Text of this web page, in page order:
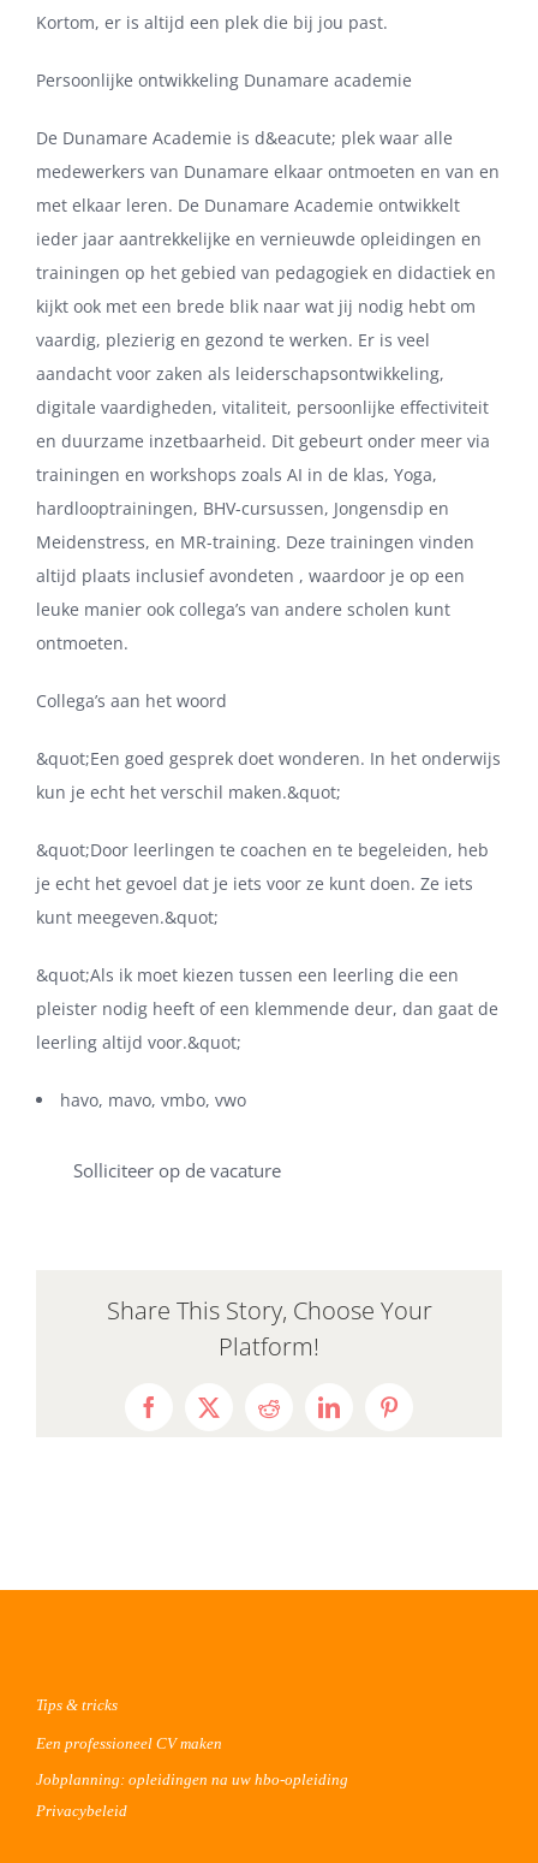
Kortom, er is altijd een plek die bij jou past.
Persoonlijke ontwikkeling Dunamare academie
De Dunamare Academie is d&eacute; plek waar alle
medewerkers van Dunamare elkaar ontmoeten en van en
met elkaar leren. De Dunamare Academie ontwikkelt
ieder jaar aantrekkelijke en vernieuwde opleidingen en
trainingen op het gebied van pedagogiek en didactiek en
kijkt ook met een brede blik naar wat jij nodig hebt om
vaardig, plezierig en gezond te werken. Er is veel
aandacht voor zaken als leiderschapsontwikkeling,
digitale vaardigheden, vitaliteit, persoonlijke effectiviteit
en duurzame inzetbaarheid. Dit gebeurt onder meer via
trainingen en workshops zoals AI in de klas, Yoga,
hardlooptrainingen, BHV-cursussen, Jongensdip en
Meidenstress, en MR-training. Deze trainingen vinden
altijd plaats inclusief avondeten , waardoor je op een
leuke manier ook collega’s van andere scholen kunt
ontmoeten.
Collega’s aan het woord
&quot;Een goed gesprek doet wonderen. In het onderwijs
kun je echt het verschil maken.&quot;
&quot;Door leerlingen te coachen en te begeleiden, heb
je echt het gevoel dat je iets voor ze kunt doen. Ze iets
kunt meegeven.&quot;
&quot;Als ik moet kiezen tussen een leerling die een
pleister nodig heeft of een klemmende deur, dan gaat de
leerling altijd voor.&quot;
havo, mavo, vmbo, vwo
Solliciteer op de vacature
Share This Story, Choose Your
Platform!
Facebook
X RedditLinkedInPinterest
Tips & tricks
Een professioneel CV maken
Jobplanning: opleidingen na uw hbo-opleiding
Privacybeleid